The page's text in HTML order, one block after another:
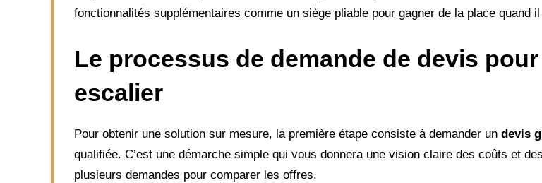
fonctionnalités supplémentaires comme un siège pliable pour gagner de la place quand
Le processus de demande de devis
escalier
Pour obtenir une solution sur mesure, la première étape consiste à demander un devis
qualifiée. C’est une démarche simple qui vous donnera une vision claire des coûts et
plusieurs demandes pour comparer les offres.